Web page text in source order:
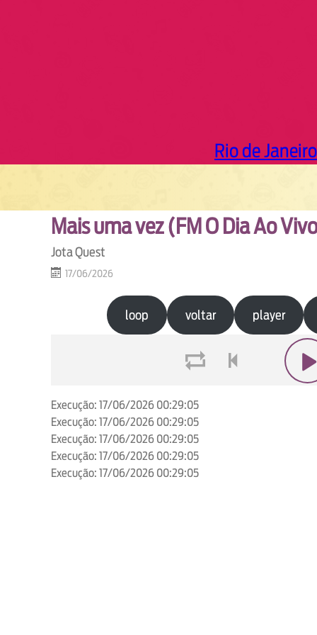
Rio de Janeiro
Mais uma vez (FM O Dia Ao
Jota Quest
17/06/2026
loop voltar player
Execução: 17/06/2026 00:29:05
Execução: 17/06/2026 00:29:05
Execução: 17/06/2026 00:29:05
Execução: 17/06/2026 00:29:05
Execução: 17/06/2026 00:29:05